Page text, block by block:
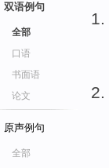
双语例句
全部
口语
书面语
论文
原声例句
全部